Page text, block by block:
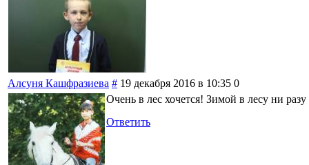
Алсуня Кашфразиева # 19 декабря 2016 в 10:35 0
Очень в лес хочется! Зимой в лесу ни
Ответить